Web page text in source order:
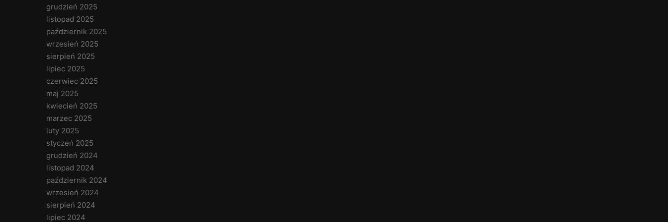
grudzień 2025
listopad 2025
październik 2025
wrzesień 2025
sierpień 2025
lipiec 2025
czerwiec 2025
maj 2025
kwiecień 2025
marzec 2025
luty 2025
styczeń 2025
grudzień 2024
listopad 2024
październik 2024
wrzesień 2024
sierpień 2024
lipiec 2024